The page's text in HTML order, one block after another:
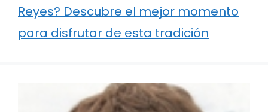
Reyes? Descubre el mejor momento
para disfrutar de esta tradición